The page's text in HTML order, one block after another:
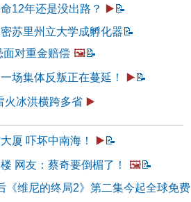
12年还是没出路？ ▶️ 📝
苏里州立大学成孵化器 📝
面对重金赔偿 🖼️📝
场集体反叛正在蔓延！ ▶️ 📝
火冰洪横跨多省 ▶️
厦 吓坏中南海！ ▶️ 📝
网友：蔡奇要倒楣了！ 🖼️📝
《维尼的终局2》第二集今起全球免费